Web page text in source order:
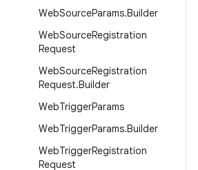
WebSourceParams.Builder
WebSourceRegistration
Request
WebSourceRegistration
Request.Builder
WebTriggerParams
WebTriggerParams.Builder
WebTriggerRegistration
Request